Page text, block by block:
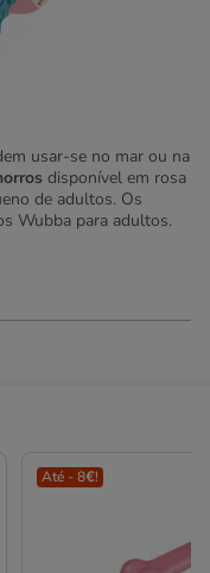
usar-se no mar ou na
disponível em rosa
de adultos. Os
Wubba para adultos.
Até - 8€!